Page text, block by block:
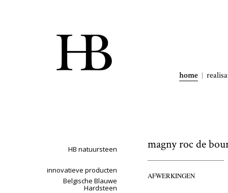
home
HB natuursteen
innovatieve producten
Belgische Blauwe
Hardsteen
magny roc de
AFWERKINGEN